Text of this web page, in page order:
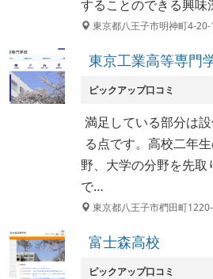
することのできる興
東京都八王子市明神町4-20-
東京工業高等専門
ピックアップ口コミ
満足している部分は
る点です。高校二年
野、大学の分野を先
で…
東京都八王子市椚田町
富士森高校
ピックアップ口コミ